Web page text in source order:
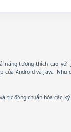
tương thích cao với
Android và Java. Nhu
tự động chuẩn hóa các